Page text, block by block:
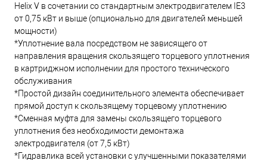
Helix V в сочетании со стандартным электродвигателем IE3
от 0,75 кВт и выше (опционально для двигателей меньшей
мощности)
*Уплотнение вала посредством не зависящего от
направления вращения скользящего торцевого уплотнения
в картриджном исполнении для простого технического
обслуживания
*Простой дизайн соединительного элемента обеспечивает
прямой доступ к скользящему торцевому уплотнению
*Сменная муфта для замены скользящего торцевого
уплотнения без необходимости демонтажа
электродвигателя (от 7,5 кВт)
*Гидравлика всей установки с улучшенными показателями